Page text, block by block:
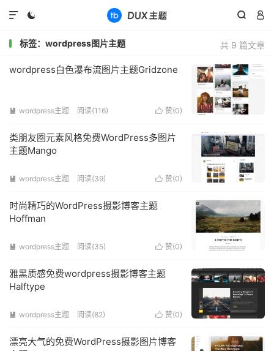
  

共 9 篇文章
标签：wordpress图片主题
wordpress白色瀑布流图片主题Gridzone
 赞(0)
 wordpress主题 阅读(116)
类朋友圈元素风格免费WordPress多图片
主题Mango
 赞(0)
 wordpress主题 阅读(39)
时尚精巧的WordPress摄影博客主题
Hoffman
 赞(0)
 wordpress主题 阅读(35)
雅黑质感免费wordpress摄影博客主题
Halftype
 赞(0)
 wordpress主题 阅读(82)
漂亮大气的免费WordPress摄影图片博客